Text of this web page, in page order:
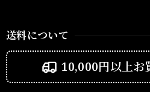
送料について
10,000円以上お